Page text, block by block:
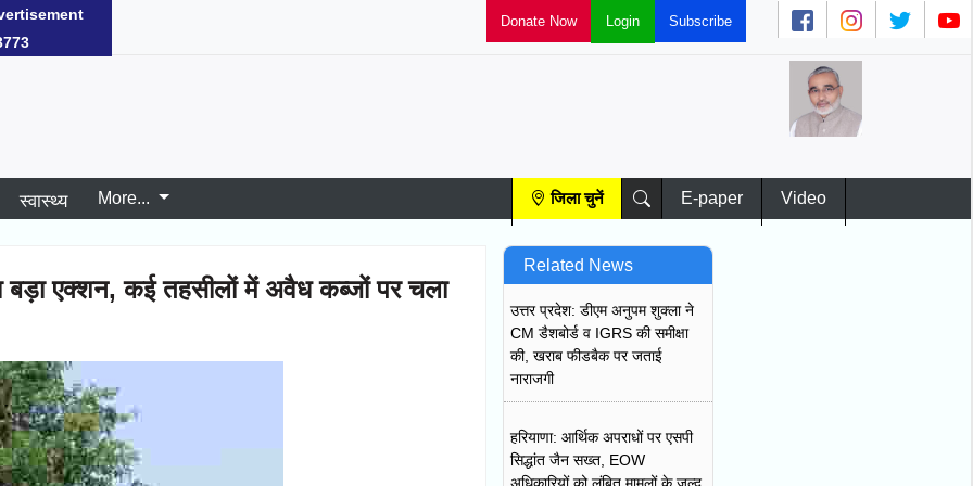
Donate Now Login Subscribe
स्वास्थ्य More... जिला चुनें E-paper Video
बड़ा एक्शन, कई तहसीलों में अवैध कब्जों पर चला
Related News
उत्तर प्रदेश: डीएम अनुपम शुक्ला ने
CM डैशबोर्ड व IGRS की समीक्षा
की, खराब फीडबैक पर जताई
नाराजगी
हरियाणा: आर्थिक अपराधों पर एसपी
सिद्धांत जैन सख्त, EOW